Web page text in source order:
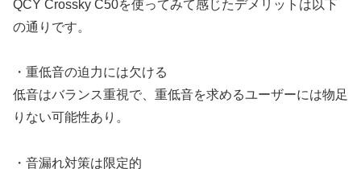
QCY Crossky C50を使ってみて感じたデメリットは以下
の通りです。
・重低音の迫力には欠ける
低音はバランス重視で、重低音を求めるユーザーには物足
りない可能性あり。
・音漏れ対策は限定的